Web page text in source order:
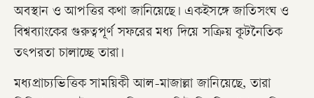
অবস্থান ও আপত্তির কথা জানিয়েছে। একইসঙ্গে জাতিসংঘ ও
বিশ্বব্যাংকের গুরুত্বপূর্ণ সফরের মধ্য দিয়ে সক্রিয় কূটনৈতিক
তৎপরতা চালাচ্ছে তারা।
মধ্যপ্রাচ্যভিত্তিক সাময়িকী আল-মাজাল্লা জানিয়েছে, তারা